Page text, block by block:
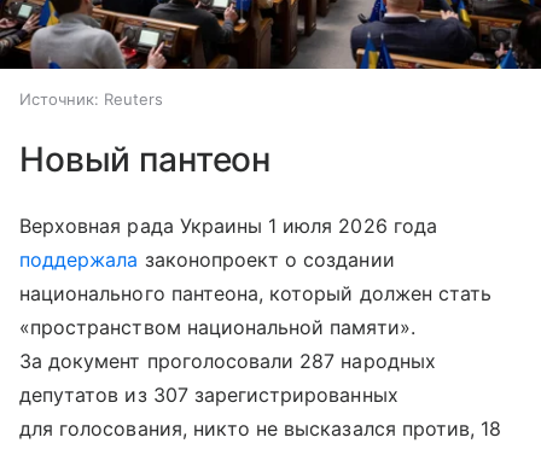
Источник: Reuters
Новый пантеон
Верховная рада Украины 1 июля 2026 года
поддержала законопроект о создании
национального пантеона, который должен стать
«пространством национальной памяти».
За документ проголосовали 287 народных
депутатов из 307 зарегистрированных
для голосования, никто не высказался против, 18